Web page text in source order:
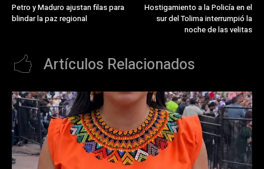
Petro y Maduro ajustan filas para
blindar la paz regional
Hostigamiento a la Policía en el
sur del Tolima interrumpió la
noche de las velitas
Artículos Relacionados